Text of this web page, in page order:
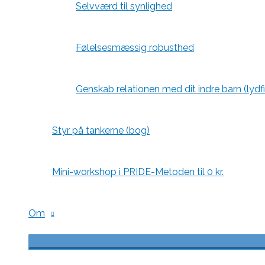
Selvværd til synlighed
Følelsesmæssig robusthed
Genskab relationen med dit indre barn
Styr på tankerne (bog)
Mini-workshop i PRIDE-Metoden til 0 kr.
Om
Menu